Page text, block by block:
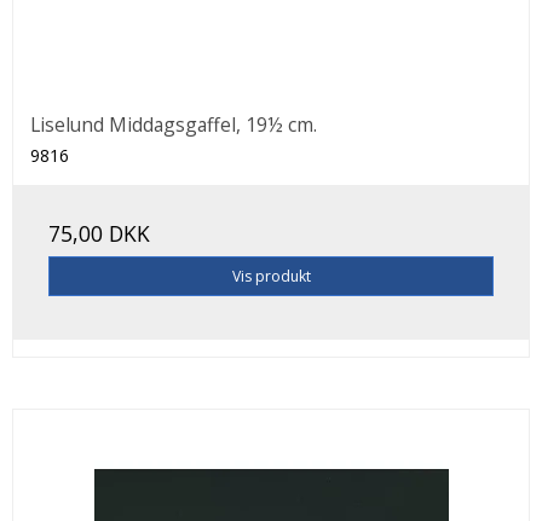
Liselund Middagsgaffel, 19½ cm.
9816
75,00 DKK
Vis produkt